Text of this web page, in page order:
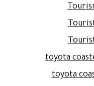
toyota
toyota